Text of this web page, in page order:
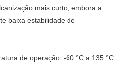
mais curto, embora a
baixa estabilidade de
de operação: -60 °C a 135 °C.